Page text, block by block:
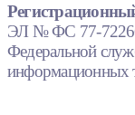
ЭЛ № ФС 77-72266
Федеральной
информационных